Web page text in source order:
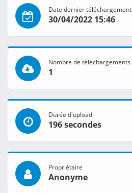
Date dernier téléchargement
30/04/2022 15:46
Nombre de téléchargements
1
Durée d'upload
196 secondes
Propriétaire
Anonyme